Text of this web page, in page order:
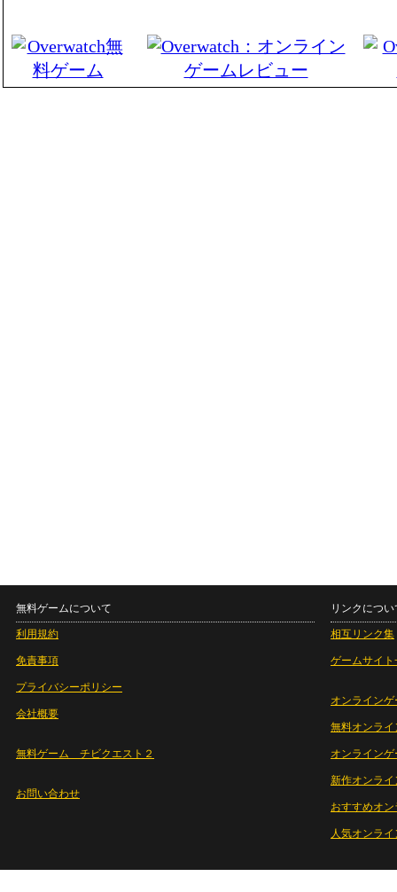
無料ゲームについて
利用規約
免責事項
プライバシーポリシー
会社概要
無料ゲーム チビクエスト２
お問い合わせ
リンクについ
相互リンク集
ゲームサイト
オンラインゲ
無料オンライ
オンライン
新作オンライ
おすすめオ
人気オンラ